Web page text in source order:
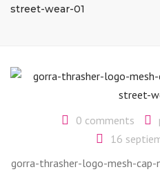
street-wear-01
0 comments
16
gorra-thrasher-logo-mesh-